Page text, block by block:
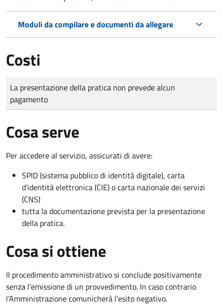
Moduli da compilare e documenti da allegare
Costi
Tipo di pagamento
Importo
La presentazione della pratica non prevede alcun
pagamento
Cosa serve
Per accedere al servizio, assicurati di avere:
SPID (sistema pubblico di identità digitale), carta
d’identità elettronica (CIE) o carta nazionale dei servizi
(CNS)
tutta la documentazione prevista per la presentazione
della pratica.
Cosa si ottiene
Il procedimento amministrativo si conclude positivamente
senza l’emissione di un provvedimento. In caso contrario
l’Amministrazione comunicherà l’esito negativo.